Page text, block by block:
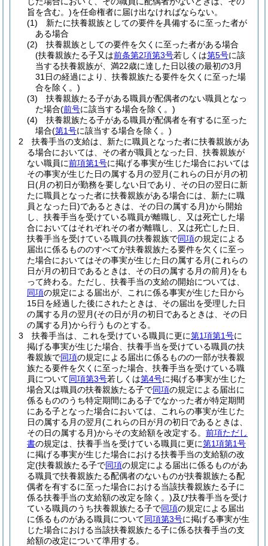
旨を含む。)を任命権者に届け出なければならない。
(1)
新たに扶養親族としての要件を具備するに至った者が
ある場合
(2)
扶養親族としての要件を欠くに至った者がある場合
(扶養親族たる子又は前条第2項第3号若しくは第5号に該
当する扶養親族が、満22歳に達した日以後の最初の3月
31日の経過により、扶養親族たる要件を欠くに至った場
合を除く。)
(3)
扶養親族たる子がある職員が配偶者のない職員となっ
た場合(前号に該当する場合を除く。)
(4)
扶養親族たる子がある職員が配偶者を有するに至った
場合(第1号に該当する場合を除く。)
2
扶養手当の支給は、新たに職員となった者に扶養親族があ
る場合においては、その者が職員となった日、扶養親族が
ない職員に前項第1号に掲げる事実が生じた場合においては
その事実が生じた日の属する月の翌月(これらの日が月の初
日(月の初日が勤務を要しない日であり、その日の翌日に新
たに職員となった者に扶養親族がある場合には、新たに職
員となった日)であるときは、その日の属する月)から開始
し、扶養手当を受けている職員が離職し、又は死亡した場
合においてはそれぞれその者が離職し、又は死亡した日、
扶養手当を受けている職員の扶養親族で同項の規定による
届出に係るもののすべてが扶養親族たる要件を欠くに至っ
た場合においてはその事実が生じた日の属する月(これらの
日が月の初日であるときは、その日の属する月の前月)をも
って終わる。 ただし、扶養手当の支給の開始については、
同項の規定による届出が、これに係る事実が生じた日から
15日を経過した後にされたときは、その届出を受理した日
の属する月の翌月(その日が月の初日であるときは、その日
の属する月)から行うものとする。
3
扶養手当は、これを受けている職員に更に第1項第1号に
掲げる事実が生じた場合、扶養手当を受けている職員の扶
養親族で同項の規定による届出に係るものの一部が扶養親
族たる要件を欠くに至った場合、扶養手当を受けている職
員について同項第3号若しくは第4号に掲げる事実が生じた
場合又は職員の扶養親族たる子で同項の規定による届出に
係るもののうち特定期間にある子でなかった者が特定期間
にある子となった場合においては、これらの事実が生じた
日の属する月の翌月(これらの日が月の初日であるときは、
その日の属する月)からその支給額を改定する。 前項ただし
書の規定は、扶養手当を受けている職員に更に第1項第1号
に掲げる事実が生じた場合における扶養手当の支給額の改
定(扶養親族たる子で同項の規定による届出に係るものがあ
る職員で扶養親族たる配偶者のないものが扶養親族たる配
偶者を有するに至った場合における当該扶養親族たる子に
係る扶養手当の支給額の改定を除く。)及び扶養手当を受け
ている職員のうち扶養親族たる子で同項の規定による届出
に係るものがある職員について同項第3号に掲げる事実が生
じた場合における当該扶養親族たる子に係る扶養手当の支
給額の改定について準用する。